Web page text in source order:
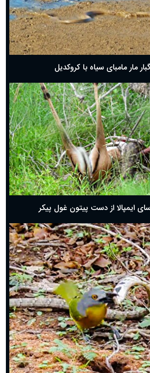
مار مامبای سیاه با کروکدیل
ایمپالا از دست پیتون غول پیکر